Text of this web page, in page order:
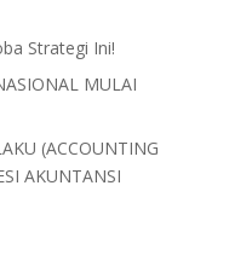
Strategi Ini!
MULAI
(ACCOUNTING
AKUNTANSI